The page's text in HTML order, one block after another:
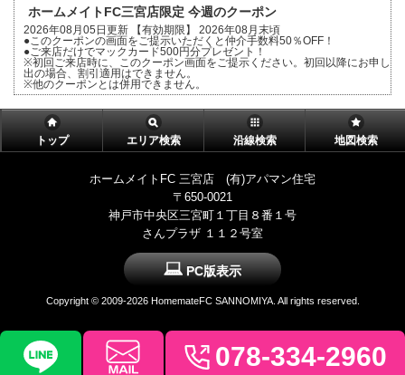
ホームメイトFC三宮店限定 今週のクーポン
2026年08月05日更新 【有効期限】 2026年08月末頃
●このクーポンの画面をご提示いただくと仲介手数料50％OFF！
●ご来店だけでマックカード500円分プレゼント！
※初回ご来店時に、このクーポン画面をご提示ください。初回以降にお申し
出の場合、割引適用はできません。
※他のクーポンとは併用できません。
トップ エリア検索 沿線検索 地図検索
ホームメイトFC 三宮店 (有)アパマン住宅
〒650-0021
神戸市中央区三宮町１丁目８番１号
さんプラザ １１２号室
078-334-2960
PC版表示
Copyright © 2009-2026 HomemateFC SANNOMIYA. All rights reserved.